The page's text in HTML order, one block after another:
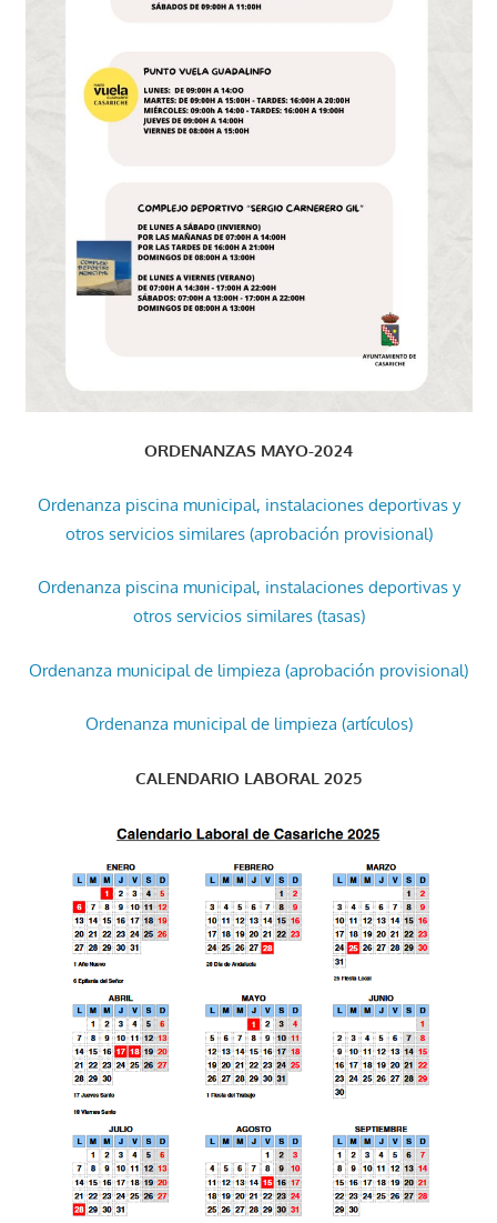
ORDENANZAS MAYO-2024
Ordenanza piscina municipal, instalaciones deportivas y
otros servicios similares (aprobación provisional)
Ordenanza piscina municipal, instalaciones deportivas y
otros servicios similares (tasas)
Ordenanza municipal de limpieza (aprobación provisional)
Ordenanza municipal de limpieza (artículos)
CALENDARIO LABORAL 2025